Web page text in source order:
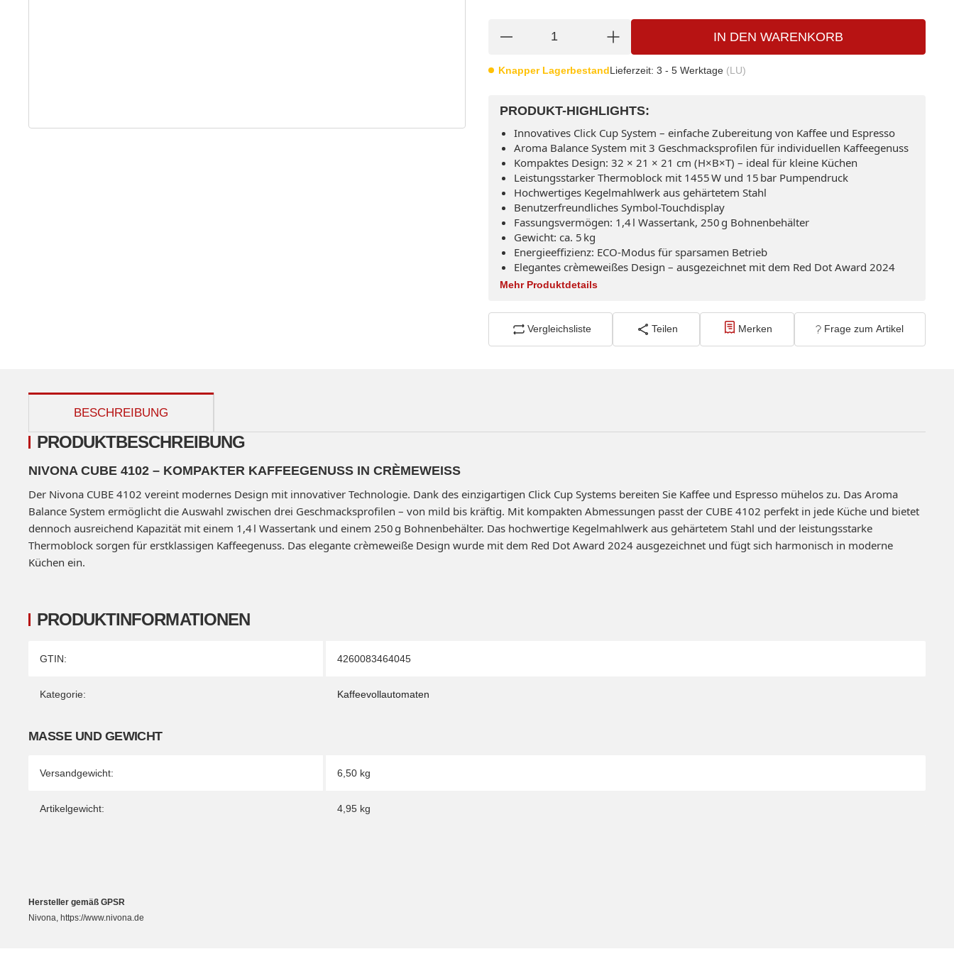
IN DEN WARENKORB
Knapper LagerbestandLieferzeit: 3 - 5 Werktage (LU)
PRODUKT-HIGHLIGHTS:
Innovatives Click Cup System – einfache Zubereitung von Kaffee und Espresso
Aroma Balance System mit 3 Geschmacksprofilen für individuellen Kaffeegenuss
Kompaktes Design: 32 × 21 × 21 cm (H×B×T) – ideal für kleine Küchen
Leistungsstarker Thermoblock mit 1455 W und 15 bar Pumpendruck
Hochwertiges Kegelmahlwerk aus gehärtetem Stahl
Benutzerfreundliches Symbol-Touchdisplay
Fassungsvermögen: 1,4 l Wassertank, 250 g Bohnenbehälter
Gewicht: ca. 5 kg
Energieeffizienz: ECO-Modus für sparsamen Betrieb
Elegantes crèmeweißes Design – ausgezeichnet mit dem Red Dot Award 2024
Mehr Produktdetails
Vergleichsliste Teilen Merken Frage zum Artikel
weitere Registerkarten anzeigen
BESCHREIBUNG
PRODUKTINFORMATIONEN
Produkteigenschaft
Wert
GTIN: 4260083464045
Kategorie: Kaffeevollautomaten
MASSE UND GEWICHT
Versandgewicht: 6,50 kg
Artikelgewicht: 4,95 kg
PRODUKTBESCHREIBUNG
NIVONA CUBE 4102 – KOMPAKTER KAFFEEGENUSS IN CRÈMEWEISS
Der Nivona CUBE 4102 vereint modernes Design mit innovativer Technologie. Dank des einzigartigen Click Cup Systems bereiten Sie Kaffee und Espresso mühelos zu. Das Aroma
Balance System ermöglicht die Auswahl zwischen drei Geschmacksprofilen – von mild bis kräftig. Mit kompakten Abmessungen passt der CUBE 4102 perfekt in jede Küche und bietet
dennoch ausreichend Kapazität mit einem 1,4 l Wassertank und einem 250 g Bohnenbehälter. Das hochwertige Kegelmahlwerk aus gehärtetem Stahl und der leistungsstarke
Thermoblock sorgen für erstklassigen Kaffeegenuss. Das elegante crèmeweiße Design wurde mit dem Red Dot Award 2024 ausgezeichnet und fügt sich harmonisch in moderne
Küchen ein.
Hersteller gemäß GPSR
Nivona, https://www.nivona.de